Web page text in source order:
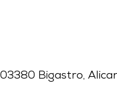
Bigastro,